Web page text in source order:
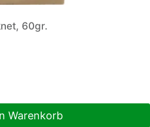
60gr.
Warenkorb